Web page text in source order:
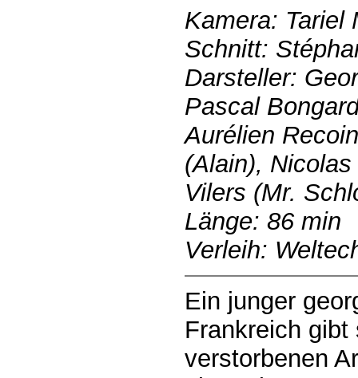
Kamera: Tariel
Schnitt:
Darsteller:
Pascal
Aurélien
(Alain),
Vilers (Mr.
Länge: 86 min
Verleih:
Ein junger
Frankreich
verstorbenen